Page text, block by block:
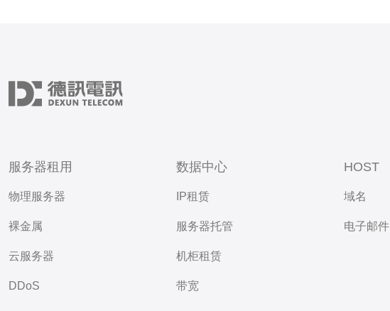
服务器租用
物理服务器
裸金属
云服务器
DDoS
数据中心
IP租赁
服务器托管
机柜租赁
带宽
HOST
域名
电子邮件